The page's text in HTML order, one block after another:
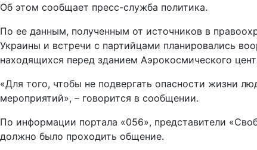
Об этом сообщает пресс-служба политика.
По ее данным, полученным от источников в
Украины и встречи с партийцами планировались
находящихся перед зданием Аэрокосмического
«Для того, чтобы не подвергать опасности жизни
мероприятий», – говорится в сообщении.
По информации портала «056», представители
должно было проходить общение.